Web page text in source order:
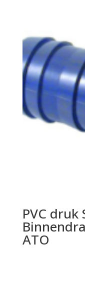
PVC druk
ATO